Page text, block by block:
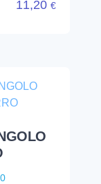
11,20 €